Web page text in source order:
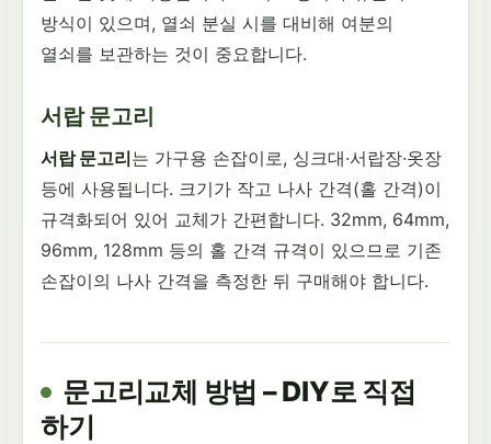
방식이 있으며, 열쇠 분실 시를 대비해 여분의
열쇠를 보관하는 것이 중요합니다.
서랍 문고리
서랍 문고리는 가구용 손잡이로, 싱크대·서랍장·옷장
등에 사용됩니다. 크기가 작고 나사 간격(홀 간격)이
규격화되어 있어 교체가 간편합니다. 32mm, 64mm,
96mm, 128mm 등의 홀 간격 규격이 있으므로 기존
손잡이의 나사 간격을 측정한 뒤 구매해야 합니다.
문고리교체 방법 – DIY로 직접
하기